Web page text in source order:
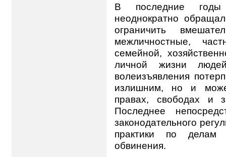
В последние годы
неоднократно
ограничить
межличностные,
семейной,
личной жизни
волеизъявления
излишним, но и
правах, свободах и
Последнее
законодательного
практики по делам
обвинения.